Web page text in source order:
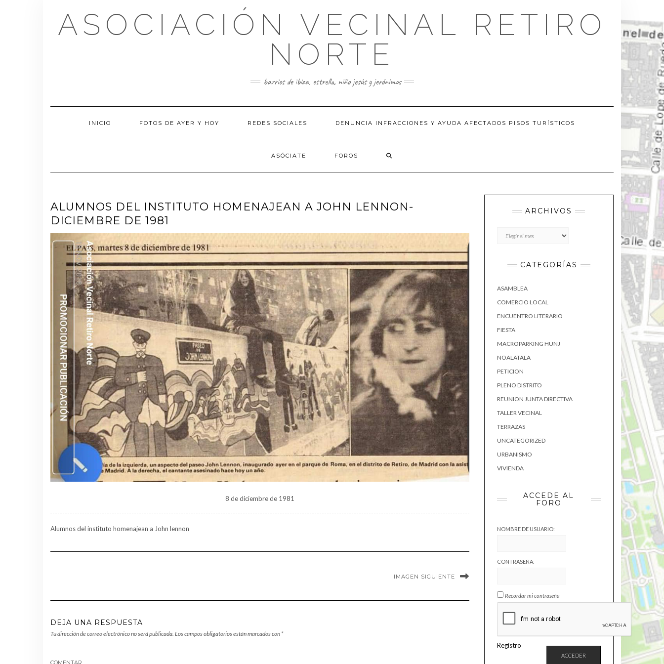
ASOCIACIÓN VECINAL RETIRO
NORTE
barrios de ibiza, estrella, niño jesús y jerónimos
INICIO FOTOS DE AYER Y HOY REDES SOCIALES DENUNCIA INFRACCIONES Y AYUDA AFECTADOS PISOS TURÍSTICOS
ASÓCIATE FOROS
ALUMNOS DEL INSTITUTO HOMENAJEAN A JOHN LENNON-
DICIEMBRE DE 1981
8 de diciembre de 1981
Alumnos del instituto homenajean a John lennon
IMAGEN SIGUIENTE
DEJA UNA RESPUESTA
Tu dirección de correo electrónico no será publicada. Los campos obligatorios están marcados con *
COMENTAR
ARCHIVOS
CATEGORÍAS
ASAMBLEA
COMERCIO LOCAL
ENCUENTRO LITERARIO
FIESTA
MACROPARKING HUNJ
NOALATALA
PETICION
PLENO DISTRITO
REUNION JUNTA DIRECTIVA
TALLER VECINAL
TERRAZAS
UNCATEGORIZED
URBANISMO
VIVIENDA
ACCEDE AL
FORO
NOMBRE DE USUARIO:
CONTRASEÑA:
Recordar mi contraseña
ACCEDER
Registro